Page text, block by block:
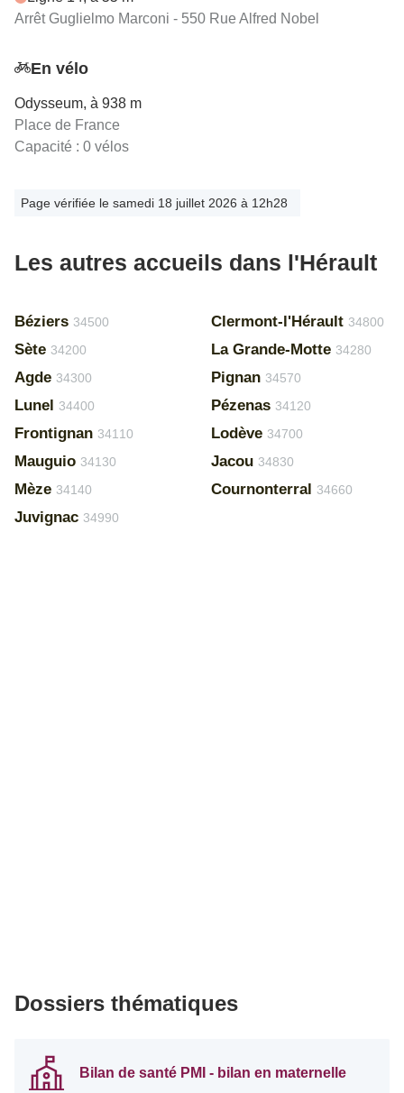
Arrêt Guglielmo Marconi - 550 Rue Alfred Nobel
En vélo
Odysseum, à 938 m
Place de France
Capacité : 0 vélos
Page vérifiée le samedi 18 juillet 2026 à 12h28
Les autres accueils dans l'Hérault
Béziers 34500
Sète 34200
Agde 34300
Lunel 34400
Frontignan 34110
Mauguio 34130
Mèze 34140
Juvignac 34990
Clermont-l'Hérault 34800
La Grande-Motte 34280
Pignan 34570
Pézenas 34120
Lodève 34700
Jacou 34830
Cournonterral 34660
Dossiers thématiques
Bilan de santé PMI - bilan en maternelle